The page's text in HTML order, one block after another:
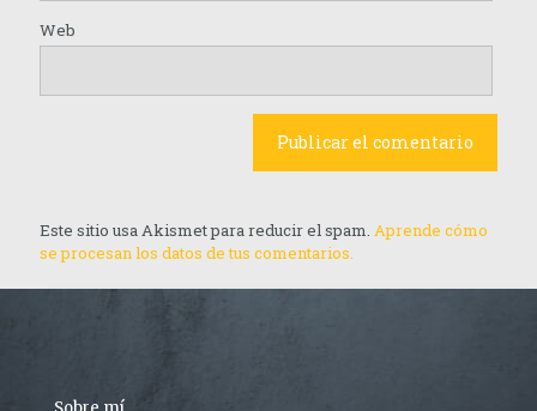
Web
Este sitio usa Akismet para reducir el spam. Aprende cómo
se procesan los datos de tus comentarios.